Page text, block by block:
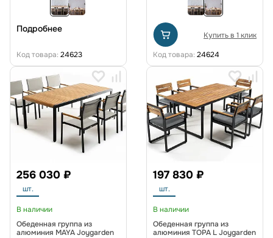
Подробнее
Код товара: 24623
Купить в 1 клик
Код товара: 24624
256 030 ₽
шт.
В наличии
Обеденная группа из
алюминия MAYA Joygarden
197 830 ₽
шт.
В наличии
Обеденная группа из
алюминия TOPA L Joygarden